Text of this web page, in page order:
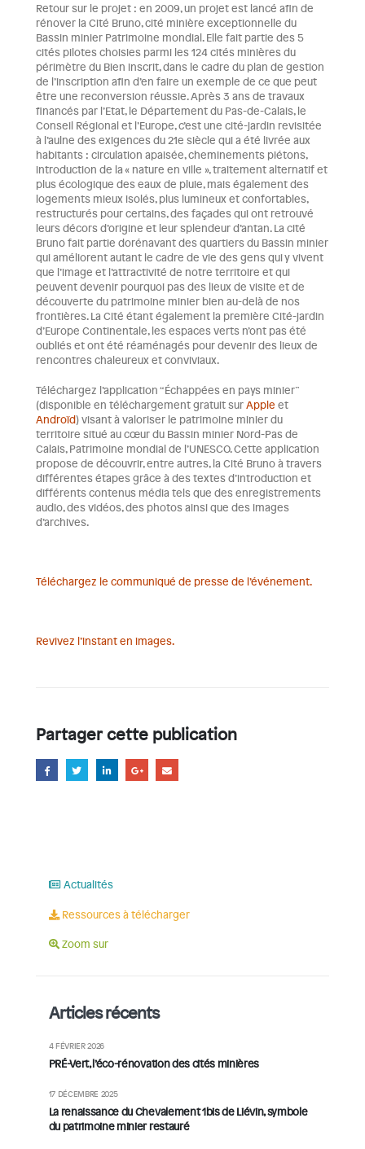
Retour sur le projet : en 2009, un projet est lancé afin de
rénover la Cité Bruno, cité minière exceptionnelle du
Bassin minier Patrimoine mondial. Elle fait partie des 5
cités pilotes choisies parmi les 124 cités minières du
périmètre du Bien inscrit, dans le cadre du plan de gestion
de l’inscription afin d’en faire un exemple de ce que peut
être une reconversion réussie. Après 3 ans de travaux
financés par l’Etat, le Département du Pas-de-Calais, le
Conseil Régional et l’Europe, c’est une cité-jardin revisitée
à l’aulne des exigences du 21e siècle qui a été livrée aux
habitants : circulation apaisée, cheminements piétons,
introduction de la « nature en ville », traitement alternatif et
plus écologique des eaux de pluie, mais également des
logements mieux isolés, plus lumineux et confortables,
restructurés pour certains, des façades qui ont retrouvé
leurs décors d’origine et leur splendeur d’antan. La cité
Bruno fait partie dorénavant des quartiers du Bassin minier
qui améliorent autant le cadre de vie des gens qui y vivent
que l’image et l’attractivité de notre territoire et qui
peuvent devenir pourquoi pas des lieux de visite et de
découverte du patrimoine minier bien au-delà de nos
frontières. La Cité étant également la première Cité-jardin
d’Europe Continentale, les espaces verts n’ont pas été
oubliés et ont été réaménagés pour devenir des lieux de
rencontres chaleureux et conviviaux.
Téléchargez l’application “Échappées en pays minier”
(disponible en téléchargement gratuit surApple et
Androïd) visant à valoriser le patrimoine minier du
territoire situé au cœur du Bassin minier Nord-Pas de
Calais, Patrimoine mondial de l’UNESCO. Cette application
propose de découvrir, entre autres, la Cité Bruno à travers
différentes étapes grâce à des textes d’introduction et
différents contenus média tels que des enregistrements
audio, des vidéos, des photos ainsi que des images
d’archives.
Téléchargez le communiqué de presse de l’événement.
Revivez l’instant en images.
Partager cette publication
Actualités
Ressources à télécharger
Zoom sur
Articles récents
PRÉ-Vert, l’éco-rénovation des cités minières
4 FÉVRIER 2026
La renaissance du Chevalement 1bis de Liévin, symbole
du patrimoine minier restauré
17 DÉCEMBRE 2025